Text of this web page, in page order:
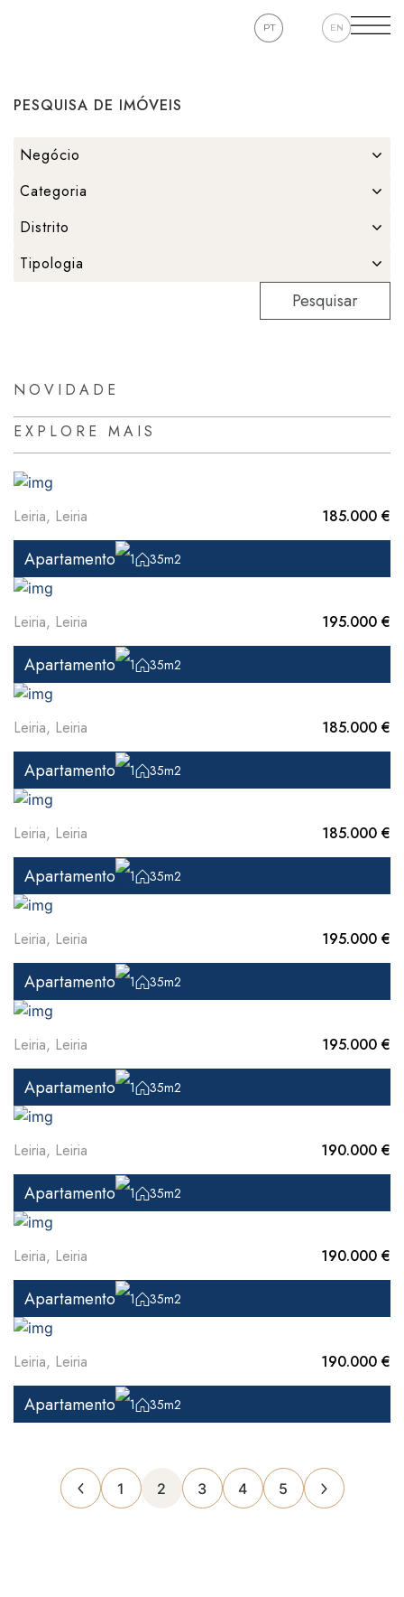
EN
PT
PESQUISA DE IMÓVEIS
Pesquisar
NOVIDADE
EXPLORE MAIS
Leiria, Leiria 185.000 €
Apartamento 1 35m2
Leiria, Leiria 195.000 €
Apartamento 1 35m2
Leiria, Leiria 185.000 €
Apartamento 1 35m2
Leiria, Leiria 185.000 €
Apartamento 1 35m2
Leiria, Leiria 195.000 €
Apartamento 1 35m2
Leiria, Leiria 195.000 €
Apartamento 1 35m2
Leiria, Leiria 190.000 €
Apartamento 1 35m2
Leiria, Leiria 190.000 €
Apartamento 1 35m2
Leiria, Leiria 190.000 €
Apartamento 1 35m2
1 2 3 4 5